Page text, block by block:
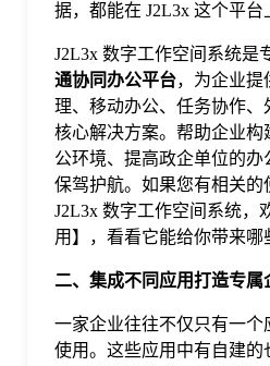
据，都能在 J2L3x 这个平台
J2L3x 数字工作空间系统是
通协同办公平台，为企业提
理、移动办公、任务协作
核心解决方案。帮助企业
公环境、提高政企单位的
保驾护航。如果您有相关
J2L3x 数字工作空间系统，
用】，看看它能给你带来哪
二、 集成不同应用打造专属
一家企业往往不仅只有一
使用。这些应用中有自建的